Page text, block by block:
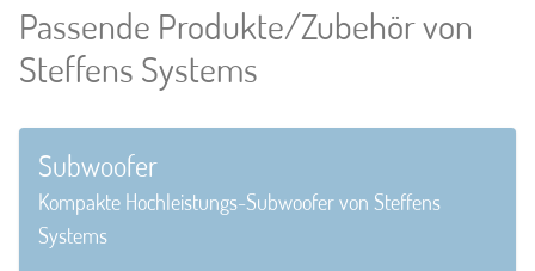
Passende Produkte/Zubehör von
Steffens Systems
Subwoofer
Kompakte Hochleistungs-Subwoofer von Steffens
Systems